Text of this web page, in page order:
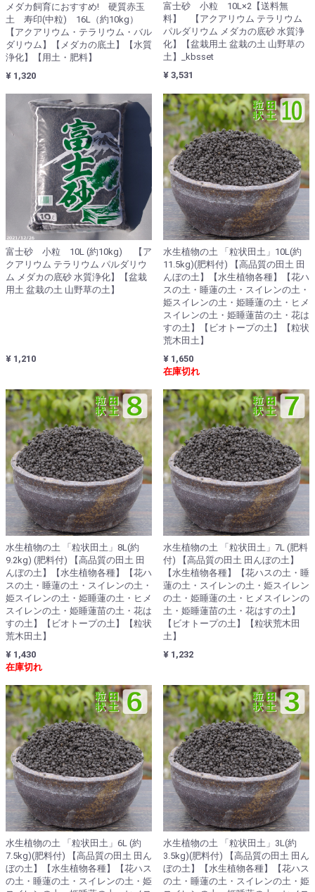
メダカ飼育におすすめ! 硬質赤玉
土 寿印(中粒) 16L（約10kg）
【アクアリウム・テラリウム・バル
ダリウム】【メダカの底土】【水質
浄化】【用土・肥料】
¥ 1,320
富士砂 小粒 10L×2【送料無
料】 【アクアリウム テラリウム
パルダリウム メダカの底砂 水質浄
化】【盆栽用土 盆栽の土 山野草の
土】_kbsset
¥ 3,531
富士砂 小粒 10L (約10kg) 【ア
クアリウム テラリウム パルダリウ
ム メダカの底砂 水質浄化】【盆栽
用土 盆栽の土 山野草の土】
¥ 1,210
水生植物の土 「粒状田土」10L(約
11.5kg)(肥料付) 【高品質の田土 田
んぼの土】【水生植物各種】【花ハ
スの土・睡蓮の土・スイレンの土・
姫スイレンの土・姫睡蓮の土・ヒメ
スイレンの土・姫睡蓮苗の土・花は
すの土】【ビオトープの土】【粒状
荒木田土】
¥ 1,650
在庫切れ
水生植物の土 「粒状田土」8L(約
9.2kg) (肥料付) 【高品質の田土 田
んぼの土】【水生植物各種】【花ハ
スの土・睡蓮の土・スイレンの土・
姫スイレンの土・姫睡蓮の土・ヒメ
スイレンの土・姫睡蓮苗の土・花は
すの土】【ビオトープの土】【粒状
荒木田土】
¥ 1,430
在庫切れ
水生植物の土 「粒状田土」7L (肥料
付) 【高品質の田土 田んぼの土】
【水生植物各種】【花ハスの土・睡
蓮の土・スイレンの土・姫スイレン
の土・姫睡蓮の土・ヒメスイレンの
土・姫睡蓮苗の土・花はすの土】
【ビオトープの土】【粒状荒木田
土】
¥ 1,232
水生植物の土 「粒状田土」6L (約
7.5kg)(肥料付) 【高品質の田土 田ん
ぼの土】【水生植物各種】【花ハス
の土・睡蓮の土・スイレンの土・姫
水生植物の土 「粒状田土」3L(約
3.5kg)(肥料付) 【高品質の田土 田ん
ぼの土】【水生植物各種】【花ハス
の土・睡蓮の土・スイレンの土・姫